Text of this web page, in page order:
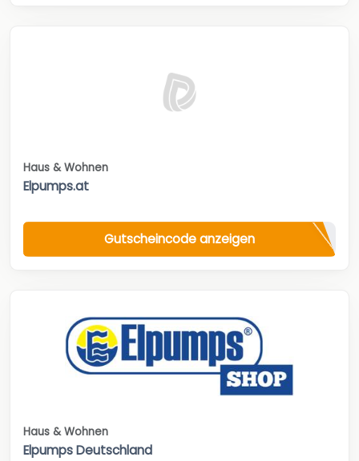
Haus & Wohnen
Elpumps.at
Gutscheincode anzeigen
Haus & Wohnen
Elpumps Deutschland